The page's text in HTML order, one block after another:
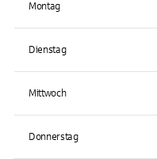
Montag
Dienstag
Mittwoch
Donnerstag